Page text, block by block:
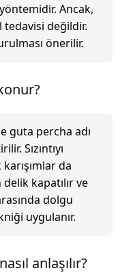
Ancak,
değildir.
önerilir.
guta percha adı
Sızıntıyı
da
kapatılır ve
dolgu
uygulanır.
anlaşılır?